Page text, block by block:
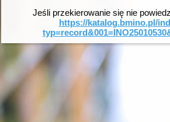
Jeśli przekierowanie się nie
https://katalog.bmino.pl/